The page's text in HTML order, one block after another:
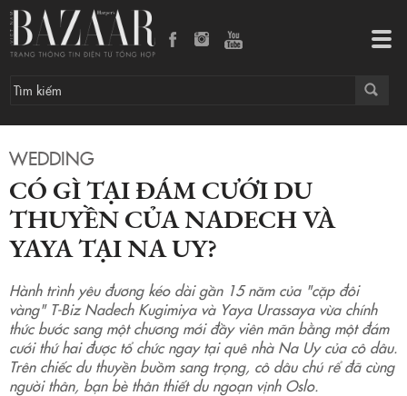
WEDDING
CÓ GÌ TẠI ĐÁM CƯỚI DU
THUYỀN CỦA NADECH VÀ
YAYA TẠI NA UY?
Hành trình yêu đương kéo dài gần 15 năm của "cặp đôi
vàng" T-Biz Nadech Kugimiya và Yaya Urassaya vừa chính
thức bước sang một chương mới đầy viên mãn bằng một đám
cưới thứ hai được tổ chức ngay tại quê nhà Na Uy của cô dâu.
Trên chiếc du thuyền buồm sang trọng, cô dâu chú rể đã cùng
người thân, bạn bè thân thiết du ngoạn vịnh Oslo.